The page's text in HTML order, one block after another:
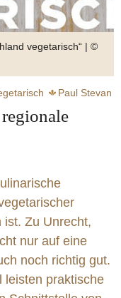
vegetarisch“ | ©
Paul Stevan
Silbermann Alphons
ist. Zu Unrecht,
nur auf eine
noch richtig gut.
leisten praktische